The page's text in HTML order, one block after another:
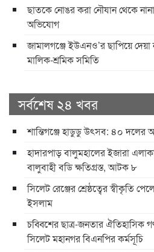
ছাতকে নোঙর করা নৌযান থেকে
অভিযোগ
জামালগঞ্জে ইউএনও’র ছাপিয়ে
মালিক-শ্রমিক সমিতি
সর্বশেষ ২৪ খবর
শান্তিগঞ্জে হাডুডু উৎসব: ৪০ দলের
হাদারপাড় বালুমহালের ইজারা
বালুবাহী বডি ক্ষতিগ্রস্ত, আটক ৮
সিলেট রেঞ্জের শ্রেষ্ঠত্বের স্বীকৃতি
ইসলাম
চব্বিশের ছাত্র-জনতার ঐতিহাসিক
সিলেট মহানগর বিএনপির কর্মসূচি